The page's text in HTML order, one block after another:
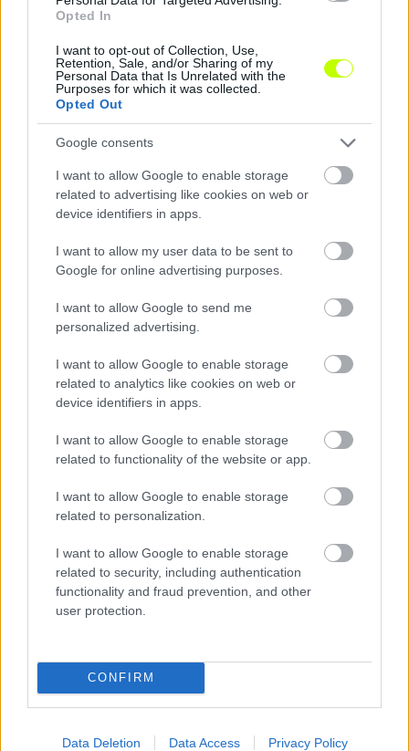
Opted In
I want to opt-out of Collection, Use,
Retention, Sale, and/or Sharing of my
Personal Data that Is Unrelated with the
Purposes for which it was collected.
Opted Out
Google consents
I want to allow Google to enable storage
related to advertising like cookies on web or
device identifiers in apps.
I want to allow my user data to be sent to
Google for online advertising purposes.
I want to allow Google to send me
personalized advertising.
I want to allow Google to enable storage
related to analytics like cookies on web or
device identifiers in apps.
I want to allow Google to enable storage
related to functionality of the website or app.
I want to allow Google to enable storage
related to personalization.
I want to allow Google to enable storage
related to security, including authentication
functionality and fraud prevention, and other
user protection.
CONFIRM
Data Deletion Data Access Privacy Policy
Megizzasztotta a Real Madridot a Fradi, de a bravúr
elmaradt
Borbély Balázs csapata 2-1-es vereséget szenvedett a szombati
blancók elleni felkészülési mérkőzésen.
Hírek
Hosszabbított a Honvéd külföldre vágyó fiatal
tehetsége
Három évvel hosszabbított a Kispest-Honvéddal a mindössze 17
2026.08.08. |